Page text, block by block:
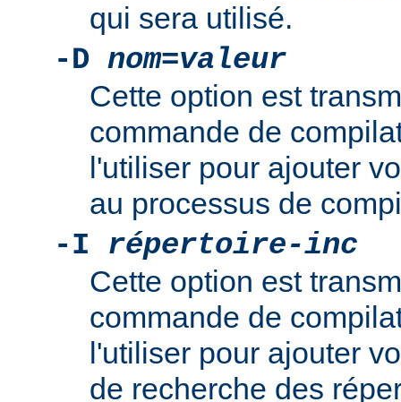
qui sera utilisé.
-D nom=valeur
Cette option est
commande de
l'utiliser pour ajouter
au processus de
-I répertoire-inc
Cette option est
commande de
l'utiliser pour ajouter
de recherche des